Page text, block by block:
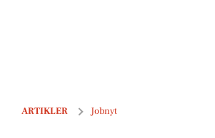
ARTIKLER Jobnyt
Vikarstilling i samfundsfag og historie på